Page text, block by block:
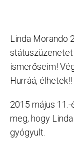
Linda Morando
ismerőseim!
Hurráá, élhetek!!
2015 május
meg, hogy
gyógyult.